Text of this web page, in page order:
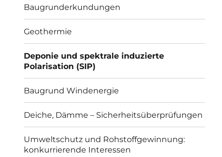
Baugrunderkundungen
Geothermie
Deponie und spektrale induzierte
Polarisation (SIP)
Baugrund Windenergie
Deiche, Dämme – Sicherheitsüberprüfungen
Umweltschutz und Rohstoffgewinnung:
konkurrierende Interessen